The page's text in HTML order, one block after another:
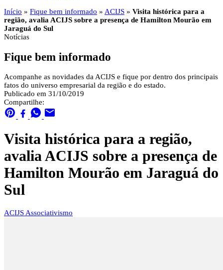
Início » Fique bem informado » ACIJS » Visita histórica para a
região, avalia ACIJS sobre a presença de Hamilton Mourão em
Jaraguá do Sul
Notícias
Fique bem informado
Acompanhe as novidades da ACIJS e fique por dentro dos principais
fatos do universo empresarial da região e do estado.
Publicado em 31/10/2019
Compartilhe:
Visita histórica para a região,
avalia ACIJS sobre a presença de
Hamilton Mourão em Jaraguá do
Sul
ACIJS Associativismo